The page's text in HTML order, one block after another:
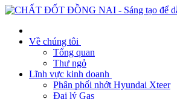
Về chúng tôi
Tổng quan
Thư ngỏ
Lĩnh vực kinh doanh
Phân phối nhớt Hyundai Xteer
Đại lý Gas